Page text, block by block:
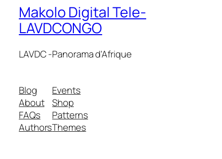
Makolo Digital Tele-
LAVDCONGO
LAVDC -Panorama d'Afrique
Blog
About
FAQs
Authors
Events
Shop
Patterns
Themes